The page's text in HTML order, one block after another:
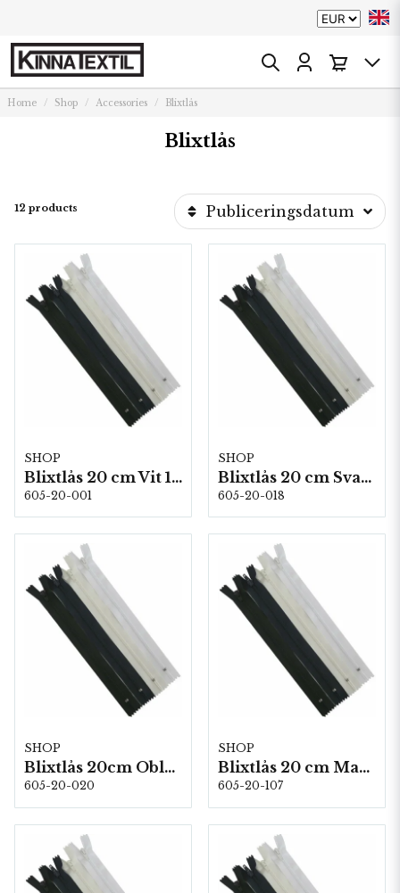
Home Shop Accessories Blixtlås
Blixtlås
12 products Publiceringsdatum
SHOP
Blixtlås 20 cm Vit 10 st/fp
605-20-001
SHOP
Blixtlås 20 cm Svart 10 st/fp
605-20-018
SHOP
Blixtlås 20cm Oblekt 10 st/fp
605-20-020
SHOP
Blixtlås 20 cm Marin 10 st/fp
605-20-107